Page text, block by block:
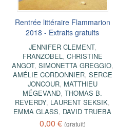
Rentrée littéraire Flammarion
2018 - Extraits gratuits
JENNIFER CLEMENT,
FRANZOBEL, CHRISTINE
ANGOT, SIMONETTA GREGGIO,
AMÉLIE CORDONNIER, SERGE
JONCOUR, MATTHIEU
MÉGEVAND,THOMAS B.
REVERDY, LAURENT SEKSIK,
EMMA GLASS, DAVID TRUEBA
0,00 € (gratuit)